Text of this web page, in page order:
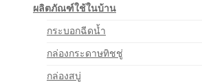
ผลิตภัณฑ์ใช้ในบ้าน
กระบอกฉีดน้ำ
กล่องกระดาษทิชชู่
กล่องสบู่